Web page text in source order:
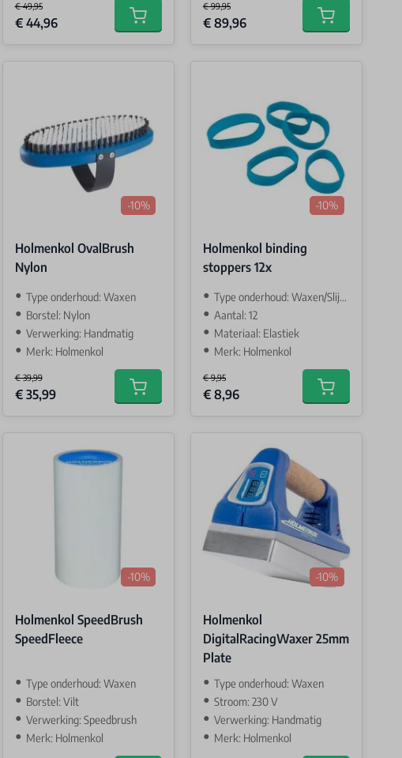
€ 49,95
Special Price
€ 44,96 Add to cart
€ 99,95
Special Price
€ 89,96 Add to cart
-10%
Holmenkol OvalBrush
Nylon
Type onderhoud: Waxen
Borstel: Nylon
Verwerking: Handmatig
Merk: Holmenkol
€ 39,99
Special Price
€ 35,99 Add to cart
-10%
Holmenkol binding
stoppers 12x
Type onderhoud: Waxen/Slijpen
Aantal: 12
Materiaal: Elastiek
Merk: Holmenkol
€ 9,95
Special Price
€ 8,96 Add to cart
-10%
Holmenkol SpeedBrush
SpeedFleece
Type onderhoud: Waxen
Borstel: Vilt
Verwerking: Speedbrush
Merk: Holmenkol
-10%
Holmenkol
DigitalRacingWaxer 25mm
Plate
Type onderhoud: Waxen
Stroom: 230 V
Verwerking: Handmatig
Merk: Holmenkol